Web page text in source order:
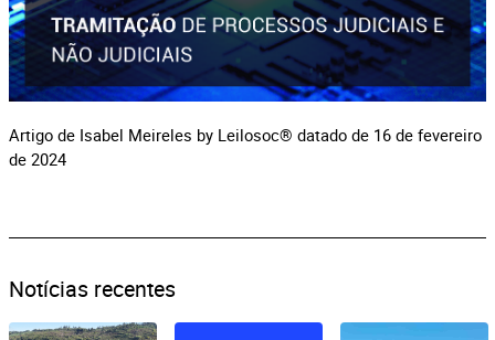
Artigo de Isabel Meireles by Leilosoc® datado de 16 de fevereiro
de 2024
Notícias recentes